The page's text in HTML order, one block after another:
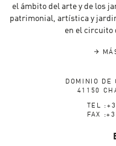
el ámbito del arte y de los
patrimonial, artística y
en el circuito
DOMINIO DE
41150
TEL
FAX